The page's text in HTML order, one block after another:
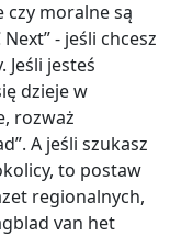
czy moralne są
- jeśli chcesz
jesteś
dzieje w
rozważ
A jeśli szukasz
to postaw
regionalnych,
van het